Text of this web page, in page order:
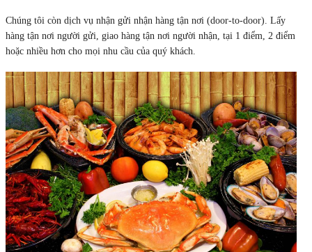
Chúng tôi còn dịch vụ nhận gửi nhận hàng tận nơi (door-to-door). Lấy
hàng tận nơi người gửi, giao hàng tận nơi người nhận, tại 1 điểm, 2 điểm
hoặc nhiều hơn cho mọi nhu cầu của quý khách.